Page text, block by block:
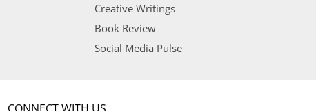
Creative Writings
Book Review
Social Media Pulse